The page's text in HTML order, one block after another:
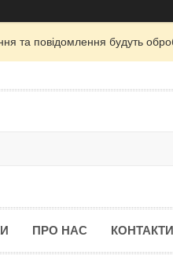
та повідомлення будуть
ПРО НАС КОНТАКТИ